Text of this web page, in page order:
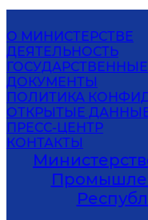
О МИНИСТЕРСТВЕ
ДЕЯТЕЛЬНОСТЬ
ДОКУМЕНТЫ
ПОЛИТИКА
ОТКРЫТЫЕ
ПРЕСС-ЦЕНТР
КОНТАКТЫ